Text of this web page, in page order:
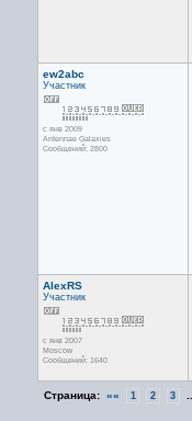
ew2abc
Участник
с янв 2009
Antennae Galaxies
Сообщений: 2800
AlexRS
Участник
с янв 2007
Moscow
Сообщений: 1640
Страница: «« 1 2 3